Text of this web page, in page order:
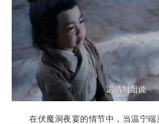
在伏魔洞夜宴的情节中，当温宁